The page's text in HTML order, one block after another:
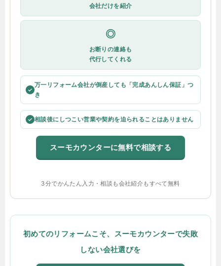
会社だけを紹介
◎
お断りの連絡も
代行してくれる
✓
万一リフォーム会社が倒産しても「完成あんしん保証」つ
き
✓ 相談後にしつこい営業や契約を迫られることはありません
スーモカウンターに無料で相談する
3分でかんたん入力・相談も会社紹介もすべて無料
初めてのリフォームこそ、スーモカウンターで失敗
しない会社選びを